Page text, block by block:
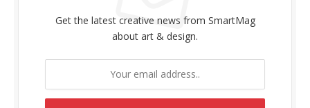
Get the latest creative news from SmartMag
about art & design.